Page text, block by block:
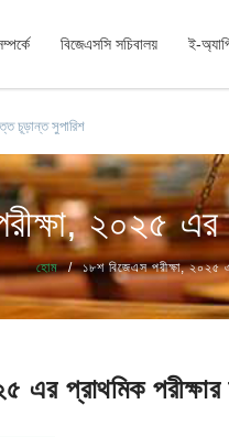
বিজেএসসি সচিবালয় ই-
সংক্রান্ত বিজ্ঞপ্তি
২০২৫ এর
হোম ১৮শ বিজেএস পরীক্ষা, ২০২৫
প্রাথমিক পরীক্ষার